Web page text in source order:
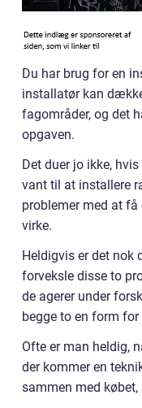
Du har brug for en
installatør kan
fagområder, og det
opgaven.
Det duer jo ikke,
vant til at installere
problemer med at
virke.
Heldigvis er det nok
forveksle disse to
de agerer under
begge to en form
Ofte er man heldig,
der kommer en
sammen med